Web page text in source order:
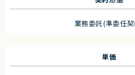
業務委託(準委任
単価